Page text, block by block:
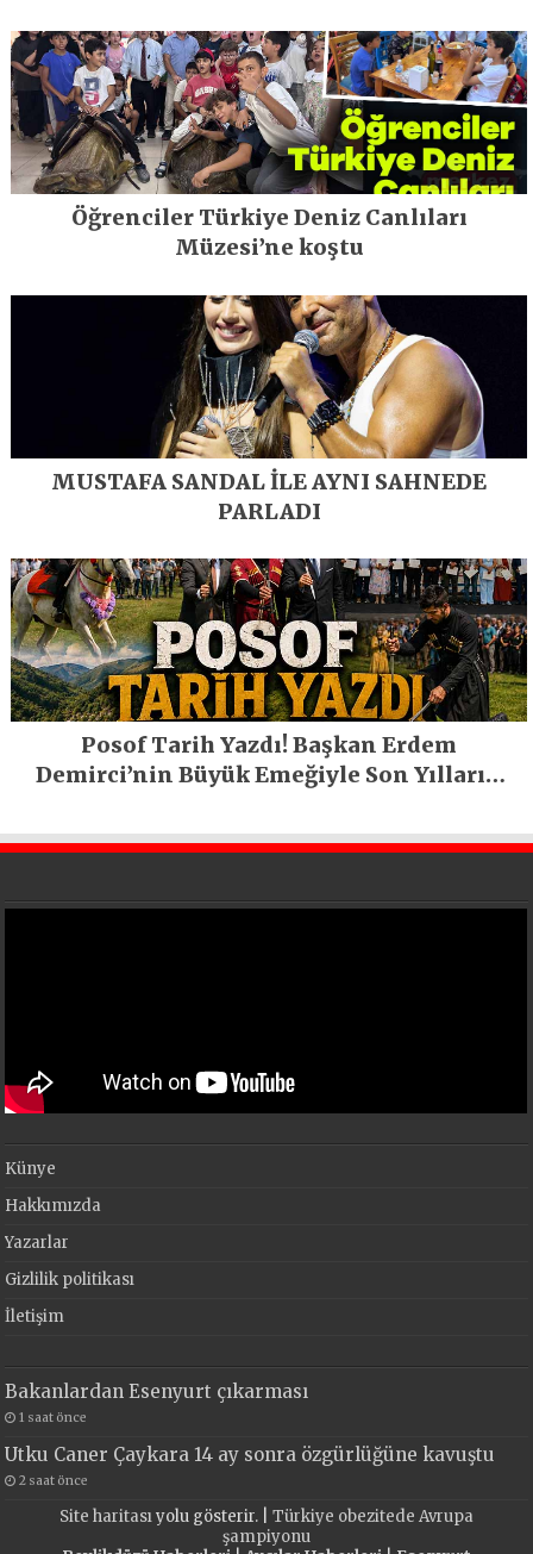
Öğrenciler Türkiye Deniz Canlıları
Müzesi’ne koştu
MUSTAFA SANDAL İLE AYNI SAHNEDE
PARLADI
Posof Tarih Yazdı! Başkan Erdem
Demirci’nin Büyük Emeğiyle Son Yılların
Künye
Hakkımızda
Yazarlar
Gizlilik politikası
İletişim
Bakanlardan Esenyurt çıkarması
1 saat önce
Utku Caner Çaykara 14 ay sonra özgürlüğüne kavuştu
2 saat önce
Site haritasıyolu gösterir. | Türkiye obezitede Avrupa
şampiyonu